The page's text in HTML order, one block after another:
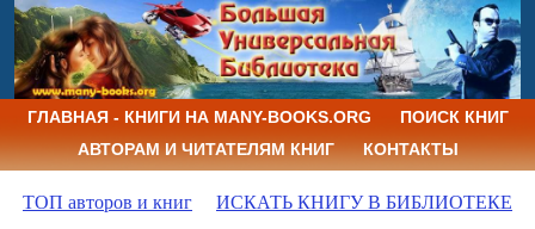
ГЛАВНАЯ - КНИГИ НА MANY-BOOKS.ORG
ПОИСК КНИГ
АВТОРАМ И ЧИТАТЕЛЯМ КНИГ
КОНТАКТЫ
ТОП авторов и книг ИСКАТЬ КНИГУ В БИБЛИОТЕКЕ